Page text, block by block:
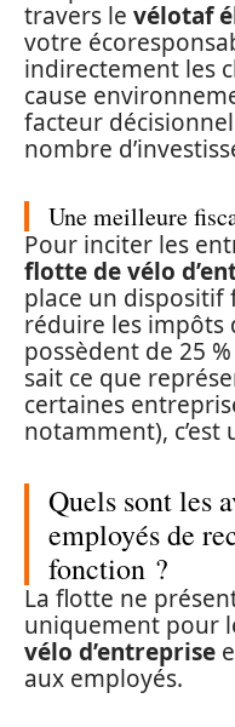
travers le vélotaf
votre
indirectement les
cause
facteur
nombre
Une meilleure
Pour inciter les
flotte de vélo
place un dispositif
réduire les impôts
possèdent de 25
sait ce que
certaines
notamment),
Quels sont les
employés de
fonction ?
La flotte ne
uniquement pour
vélo d’entreprise
aux employés.